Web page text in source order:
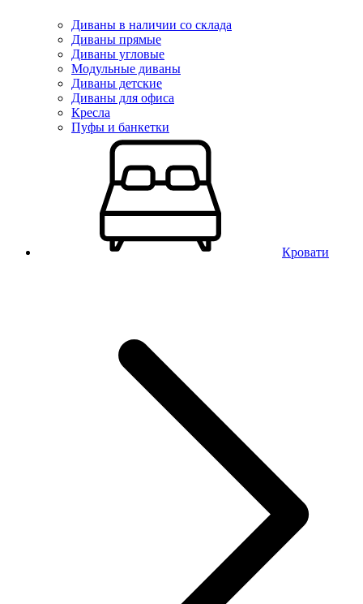
Диваны в наличии со склада
Диваны прямые
Диваны угловые
Модульные диваны
Диваны детские
Диваны для офиса
Кресла
Пуфы и банкетки
Кровати